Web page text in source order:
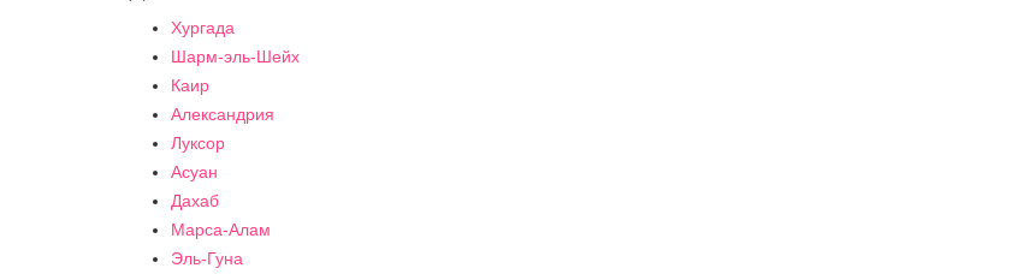
Хургада
Шарм-эль-Шейх
Каир
Александрия
Луксор
Асуан
Дахаб
Марса-Алам
Эль-Гуна